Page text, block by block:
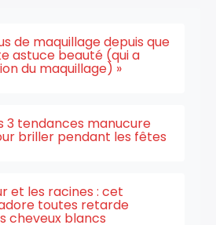
de maquillage depuis que
astuce beauté (qui a
du maquillage) »
3 tendances manucure
briller pendant les fêtes
et les racines : cet
toutes retarde
cheveux blancs